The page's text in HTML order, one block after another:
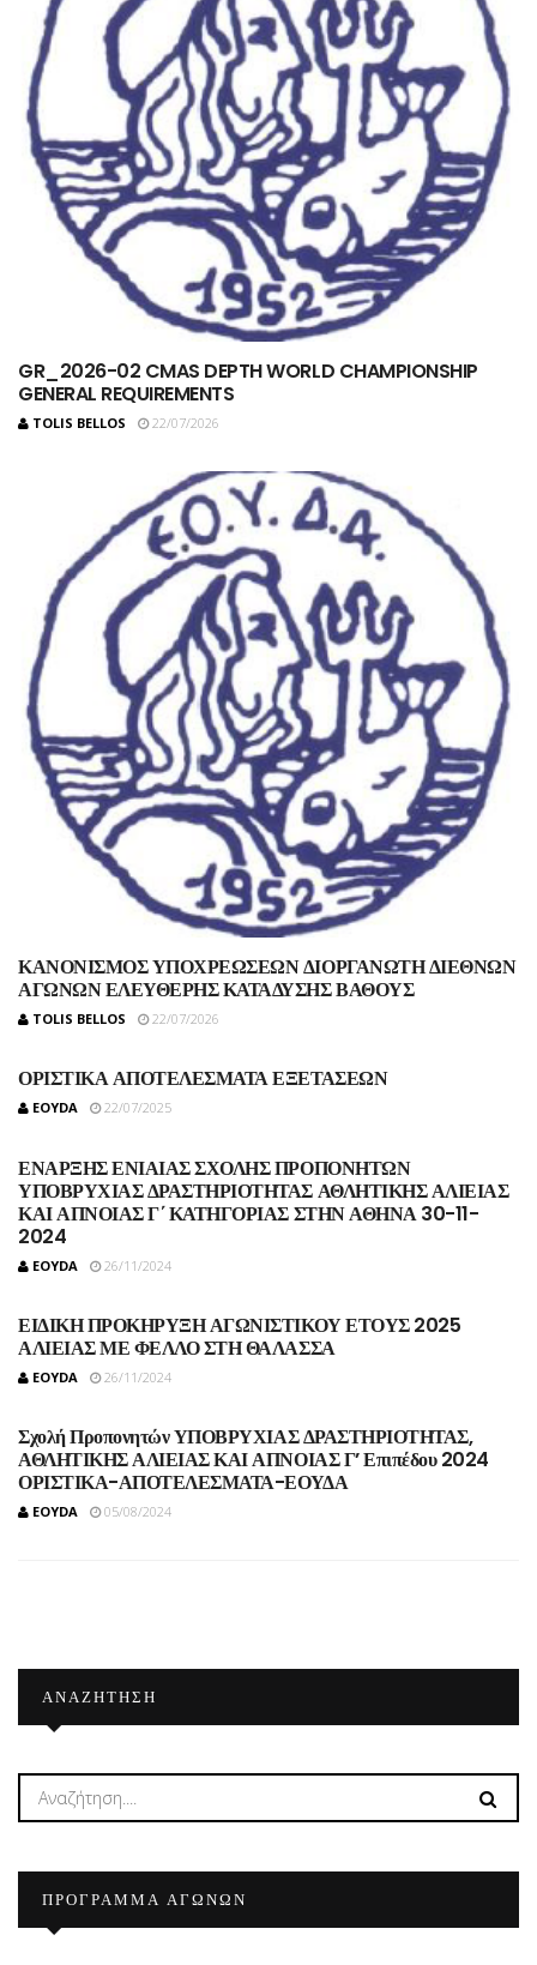
GR_2026-02 CMAS DEPTH WORLD CHAMPIONSHIP
GENERAL REQUIREMENTS
TOLIS BELLOS 22/07/2026
ΚΑΝΟΝΙΣΜΟΣ ΥΠΟΧΡΕΩΣΕΩΝ ΔΙΟΡΓΑΝΩΤΗ ΔΙΕΘΝΩΝ
ΑΓΩΝΩΝ ΕΛΕΥΘΕΡΗΣ ΚΑΤΑΔΥΣΗΣ ΒΑΘΟΥΣ
TOLIS BELLOS 22/07/2026
ΟΡΙΣΤΙΚΑ ΑΠΟΤΕΛΕΣΜΑΤΑ ΕΞΕΤΑΣΕΩΝ
EOYDA 22/07/2025
ΕΝΑΡΞΗΣ ΕΝΙΑΙΑΣ ΣΧΟΛΗΣ ΠΡΟΠΟΝΗΤΩΝ
ΥΠΟΒΡΥΧΙΑΣ ΔΡΑΣΤΗΡΙΟΤΗΤΑΣ ΑΘΛΗΤΙΚΗΣ ΑΛΙΕΙΑΣ
ΚΑΙ ΑΠΝΟΙΑΣ Γ΄ ΚΑΤΗΓΟΡΙΑΣ ΣΤΗΝ ΑΘΗΝΑ 30-11-
2024
EOYDA 26/11/2024
ΕΙΔΙΚΗ ΠΡΟΚΗΡΥΞΗ ΑΓΩΝΙΣΤΙΚΟΥ ΕΤΟΥΣ 2025
ΑΛΙΕΙΑΣ ΜΕ ΦΕΛΛΟ ΣΤΗ ΘΑΛΑΣΣΑ
EOYDA 26/11/2024
Σχολή Προπονητών ΥΠΟΒΡΥΧΙΑΣ ΔΡΑΣΤΗΡΙΟΤΗΤΑΣ,
ΑΘΛΗΤΙΚΗΣ ΑΛΙΕΙΑΣ ΚΑΙ ΑΠΝΟΙΑΣ Γ’ Επιπέδου 2024
ΟΡΙΣΤΙΚΑ-ΑΠΟΤΕΛΕΣΜΑΤΑ-ΕΟΥΔΑ
EOYDA 05/08/2024
ΑΝΑΖΉΤΗΣΗ
ΠΡΟΓΡΑΜΜΑ ΑΓΩΝΩΝ